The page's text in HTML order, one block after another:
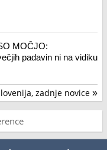
MOČJO:
padavin ni na vidiku
zadnje novice »